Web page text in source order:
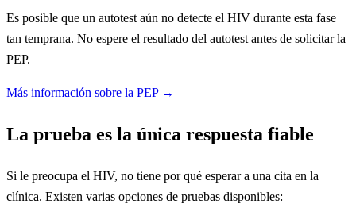
Es posible que un autotest aún no detecte el HIV durante esta fase
tan temprana. No espere el resultado del autotest antes de solicitar la
PEP.
Más información sobre la PEP →
La prueba es la única respuesta fiable
Si le preocupa el HIV, no tiene por qué esperar a una cita en la
clínica. Existen varias opciones de pruebas disponibles: